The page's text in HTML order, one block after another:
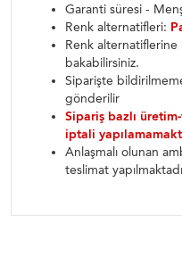
Garanti süresi -
Renk alternatifleri:
Renk alternatiflerine
bakabilirsiniz.
Siparişte
gönderilir
Sipariş bazlı
iptali
Anlaşmalı olunan
teslimat